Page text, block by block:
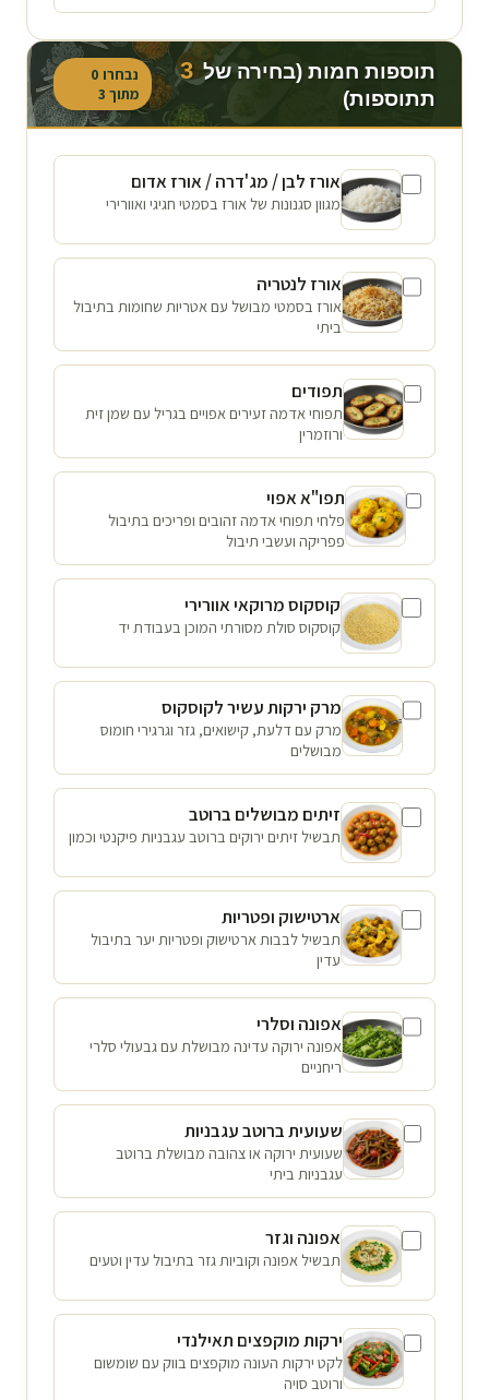
תוספות חמות (בחירה של 3
תתוספות)
נבחרו 0
מתוך 3
אורז לבן / מג'דרה / אורז אדום
מגוון סגנונות של אורז בסמטי חגיגי ואוורירי
אורז לנטריה
אורז בסמטי מבושל עם אטריות שחומות בתיבול
ביתי
תפודים
תפוחי אדמה זעירים אפויים בגריל עם שמן זית
ורוזמרין
תפו"א אפוי
פלחי תפוחי אדמה זהובים ופריכים בתיבול
פפריקה ועשבי תיבול
קוסקוס מרוקאי אוורירי
קוסקוס סולת מסורתי המוכן בעבודת יד
מרק ירקות עשיר לקוסקוס
מרק עם דלעת, קישואים, גזר וגרגירי חומוס
מבושלים
זיתים מבושלים ברוטב
תבשיל זיתים ירוקים ברוטב עגבניות פיקנטי וכמון
ארטישוק ופטריות
תבשיל לבבות ארטישוק ופטריות יער בתיבול
עדין
אפונה וסלרי
אפונה ירוקה עדינה מבושלת עם גבעולי סלרי
ריחניים
שעועית ברוטב עגבניות
שעועית ירוקה או צהובה מבושלת ברוטב
עגבניות ביתי
אפונה וגזר
תבשיל אפונה וקוביות גזר בתיבול עדין וטעים
ירקות מוקפצים תאילנדי
לקט ירקות העונה מוקפצים בווק עם שומשום
ורוטב סויה